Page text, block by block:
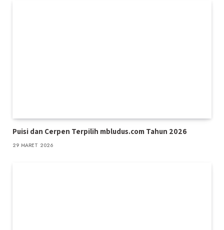
Puisi dan Cerpen Terpilih mbludus.com Tahun 2026
29 MARET 2026